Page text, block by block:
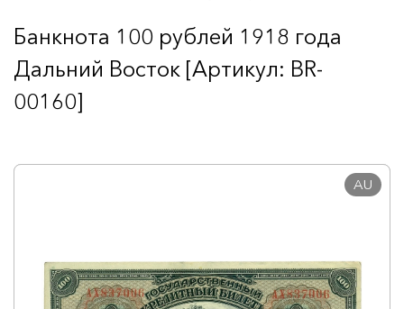
Банкнота 100 рублей 1918 года
Дальний Восток [Артикул: BR-
00160]
AU